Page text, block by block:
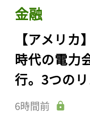
金融
【アメリ
時代の電力
行。3つの
6時間前